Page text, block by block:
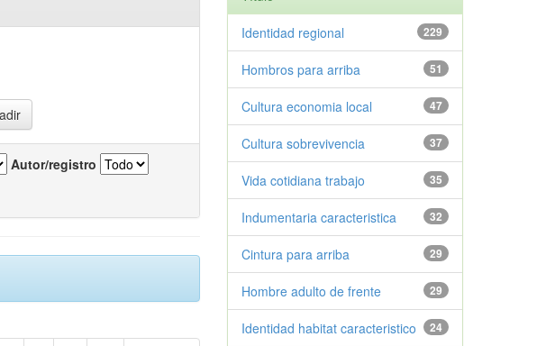
Autor/registro
229
Identidad regional
51
Hombros para arriba
47
Cultura economia local
37
Cultura sobrevivencia
35
Vida cotidiana trabajo
32
Indumentaria caracteristica
29
Cintura para arriba
29
Hombre adulto de frente
24
Identidad habitat caracteristico